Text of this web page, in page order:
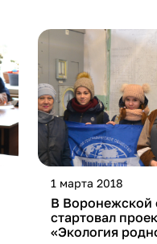
1 марта 2018
В Воронежской
стартовал
«Экология